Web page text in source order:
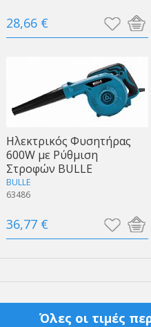
28,66 €
Ηλεκτρικός Φυσητήρας
600W με Ρύθμιση
Στροφών BULLE
BULLE
63486
36,77 €
Όλες οι τιμές